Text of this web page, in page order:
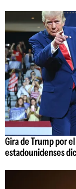
Gira de Trump por
estadounidenses